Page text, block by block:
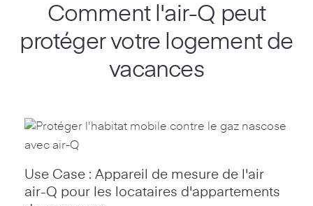
Comment l'air-Q peut
protéger votre logement de
vacances
Use Case : Appareil de mesure de l'air
air-Q pour les locataires d'appartements